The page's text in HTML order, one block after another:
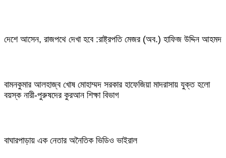
দেশে আসেন, রাজপথে দেখা হবে :রাষ্ট্রপতি মেজর (অব.) হাফিজ উদ্দিন আহমদ
বামনকুমার আলহাজ্ব খোষ মোহাম্মদ সরকার হাফেজিয়া মাদরাসায় যুক্ত হলো
বয়স্ক নারী-পুরুষদের কুরআন শিক্ষা বিভাগ
বাঘারপাড়ায় এক নেতার অনৈতিক ভিডিও ভাইরাল